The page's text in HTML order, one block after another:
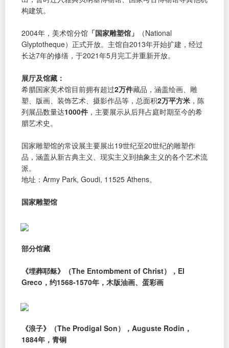
构建筑。
2004年，美术馆分馆 「国家雕塑馆」
（National
Glyptotheque）正式开放。主馆自2013年开始扩建，经过
长达7年的修缮，于2021年5月完工并重新开放。
展厅及馆藏：
希腊国家美术馆目前拥有超过2万件藏品，涵盖绘画、雕
塑、版画、装饰艺术、摄影作品等，总面积2万平方米 ，陈
列展品数量达1000件 ，主要展示从后拜占庭时期至今的希
腊艺术史。
国家雕塑馆的常设展主要展出19世纪至20世纪的雕塑作
品，涵盖从新古典主义、现实主义到抽象主义的各个艺术流
派。
地址：Army Park, Goudi, 11525 Athens。
国家雕塑馆
部分馆藏
《埋葬耶稣》（The Entombment of Christ），El
Greco，约1568-1570年，木版油画、蛋彩画
《浪子》（The Prodigal Son），Auguste Rodin，
1884年，青铜